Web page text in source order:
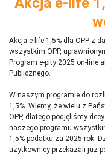
Akcja e-life 1,5% dla OPP z
wszystkim OPP,
Program e-pity 2025 on-line
Publicznego.
W naszym programie do
1,5%. Wiemy, że wielu z
OPP, dlatego podjęliśmy
naszego programu
1,5% podatku za 2025 rok.
użytkownicy przekazali już